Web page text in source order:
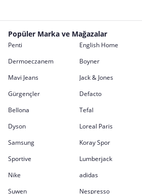
Popüler Marka ve Mağazalar
Penti English Home
Dermoeczanem
Boyner
Mavi Jeans
Jack & Jones
Gürgençler
Defacto
Bellona
Tefal
Dyson
Loreal Paris
Samsung
Koray Spor
Sportive
Lumberjack
Nike
adidas
Suwen
Nespresso